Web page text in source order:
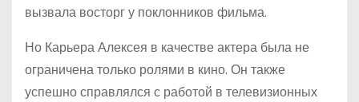
вызвала восторг у поклонников фильма.
Но Карьера Алексея в качестве актера была не
ограничена только ролями в кино. Он также
успешно справлялся с работой в телевизионных